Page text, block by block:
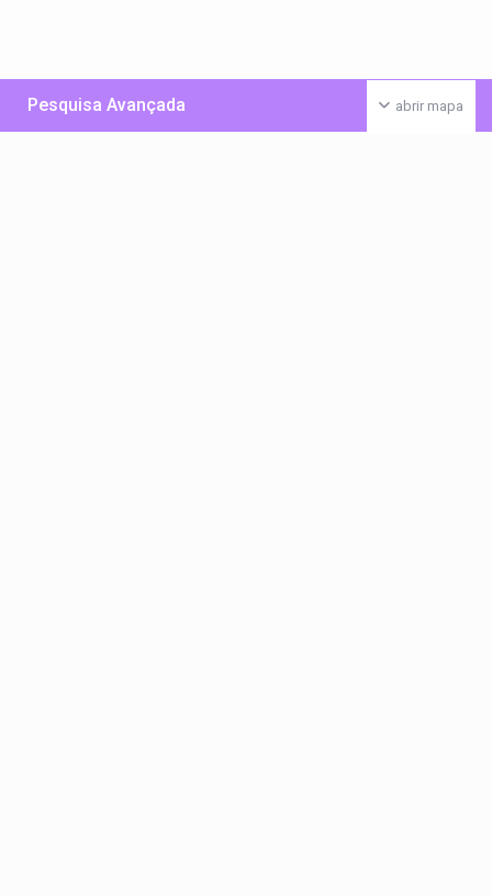
abrir mapa
Pesquisa Avançada